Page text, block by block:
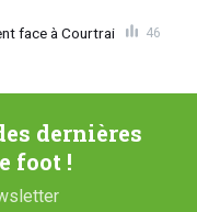
face à Courtrai 46
dernières
foot !